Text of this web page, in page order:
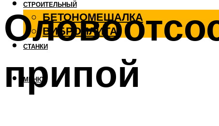
СТРОИТЕЛЬНЫЙ
БЕТОНОМЕШАЛКА
ВИБРОПЛИТА
СТАНКИ
МЕНЮ
припой